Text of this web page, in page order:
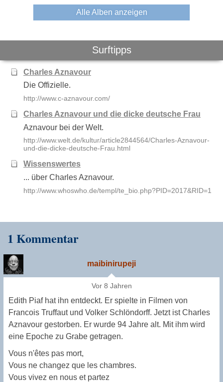
Alle Alben anzeigen
Surftipps
Charles Aznavour
Die Offizielle.
http://www.c-aznavour.com/
Charles Aznavour und die dicke deutsche Frau
Aznavour bei der Welt.
http://www.welt.de/kultur/article2844564/Charles-Aznavour-
und-die-dicke-deutsche-Frau.html
Wissenswertes
... über Charles Aznavour.
http://www.whoswho.de/templ/te_bio.php?PID=2017&RID=1
1 Kommentar
maibinirupeji
Vor 8 Jahren
Edith Piaf hat ihn entdeckt. Er spielte in Filmen von
Francois Truffaut und Volker Schlöndorff. Jetzt ist Charles
Aznavour gestorben. Er wurde 94 Jahre alt. Mit ihm wird
eine Epoche zu Grabe getragen.
Vous n'êtes pas mort,
Vous ne changez que les chambres.
Vous vivez en nous et partez